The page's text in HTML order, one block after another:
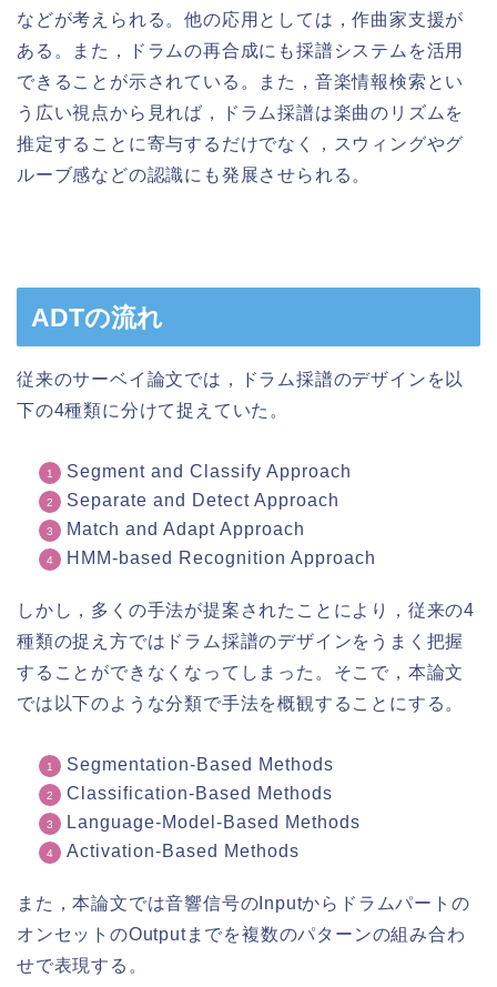
などが考えられる。他の応用としては，作曲家支援が
ある。また，ドラムの再合成にも採譜システムを活用
できることが示されている。また，音楽情報検索とい
う広い視点から見れば，ドラム採譜は楽曲のリズムを
推定することに寄与するだけでなく，スウィングやグ
ルーブ感などの認識にも発展させられる。
ADTの流れ
従来のサーベイ論文では，ドラム採譜のデザインを以
下の4種類に分けて捉えていた。
Segment and Classify Approach
Separate and Detect Approach
Match and Adapt Approach
HMM-based Recognition Approach
しかし，多くの手法が提案されたことにより，従来の4
種類の捉え方ではドラム採譜のデザインをうまく把握
することができなくなってしまった。そこで，本論文
では以下のような分類で手法を概観することにする。
Segmentation-Based Methods
Classification-Based Methods
Language-Model-Based Methods
Activation-Based Methods
また，本論文では音響信号のInputからドラムパートの
オンセットのOutputまでを複数のパターンの組み合わ
せで表現する。